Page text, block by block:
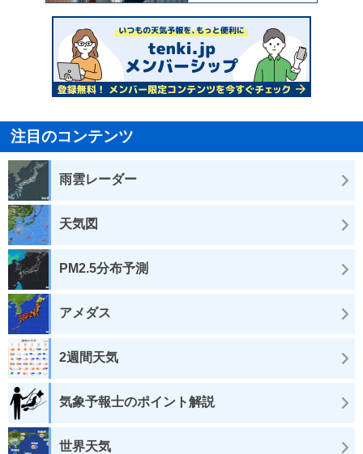
注目のコンテンツ
雨雲レーダー
天気図
PM2.5分布予測
アメダス
2週間天気
気象予報士のポイント解説
世界天気